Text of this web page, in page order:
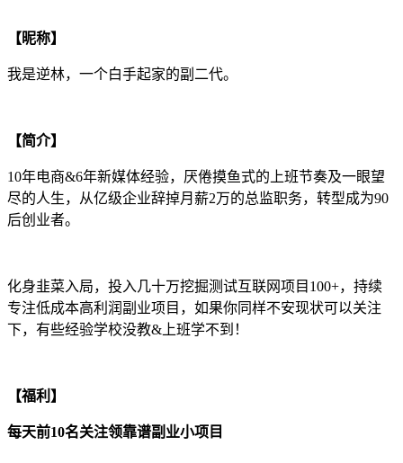
【昵称】
我是逆林，一个白手起家的副二代。
【简介】
10年电商&6年新媒体经验，厌倦摸鱼式的上班节奏及一眼望
尽的人生，从亿级企业辞掉月薪2万的总监职务，转型成为90
后创业者。
化身韭菜入局，投入几十万挖掘测试互联网项目100+，持续
专注低成本高利润副业项目，如果你同样不安现状可以关注
下，有些经验学校没教&上班学不到！
【福利】
每天前10名关注领靠谱副业小项目